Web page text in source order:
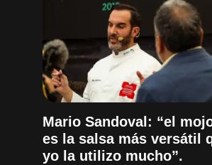
Mario Sandoval: “el
es la salsa más versátil
yo la utilizo mucho”.